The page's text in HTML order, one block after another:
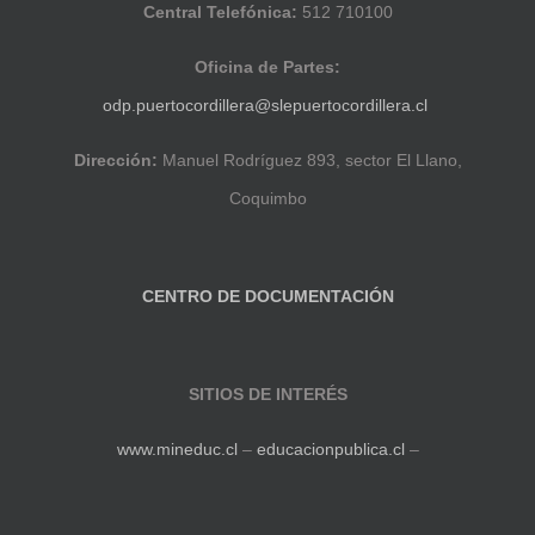
Central Telefónica: 512 710100
Oficina de Partes:
odp.puertocordillera@slepuertocordillera.cl
Dirección: Manuel Rodríguez 893, sector El Llano,
Coquimbo
CENTRO DE DOCUMENTACIÓN
SITIOS DE INTERÉS
www.mineduc.cl – educacionpublica.cl –